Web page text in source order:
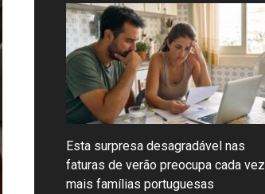
Esta surpresa desagradável nas
faturas de verão preocupa cada vez
mais famílias portuguesas